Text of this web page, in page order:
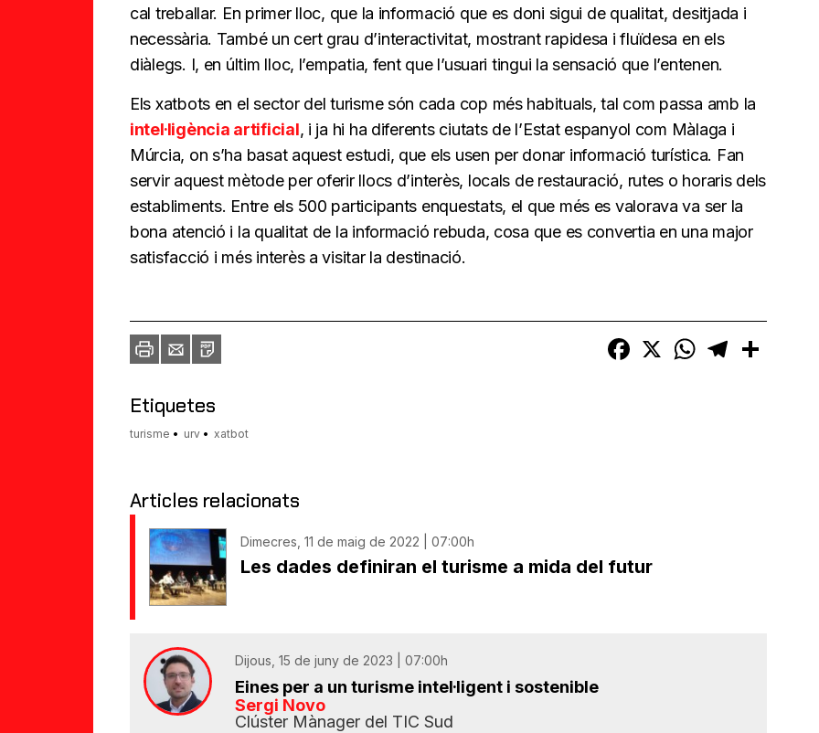
cal treballar. En primer lloc, que la informació que es doni sigui de qualitat, desitjada i
necessària. També un cert grau d’interactivitat, mostrant rapidesa i fluïdesa en els
diàlegs. I, en últim lloc, l’empatia, fent que l’usuari tingui la sensació que l’entenen.
Els xatbots en el sector del turisme són cada cop més habituals, tal com passa amb la
intel·ligència artificial, i ja hi ha diferents ciutats de l’Estat espanyol com Màlaga i
Múrcia, on s’ha basat aquest estudi, que els usen per donar informació turística. Fan
servir aquest mètode per oferir llocs d’interès, locals de restauració, rutes o horaris dels
establiments. Entre els 500 participants enquestats, el que més es valorava va ser la
bona atenció i la qualitat de la informació rebuda, cosa que es convertia en una major
satisfacció i més interès a visitar la destinació.
ImprimirEnvia
un
PDF Facebook
X WhatsAppTelegram
Etiquetes
turisme urv xatbot
Articles relacionats
Dimecres, 11 de maig de 2022 | 07:00h
Les dades definiran el turisme a mida del futur
Dijous, 15 de juny de 2023 | 07:00h
Eines per a un turisme intel·ligent i sostenible
Sergi Novo
Clúster Mànager del TIC Sud